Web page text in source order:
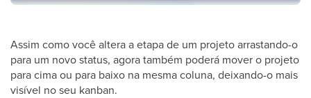
Assim como você altera a etapa de um projeto arrastando-o
para um novo status, agora também poderá mover o projeto
para cima ou para baixo na mesma coluna, deixando-o mais
visível no seu kanban.